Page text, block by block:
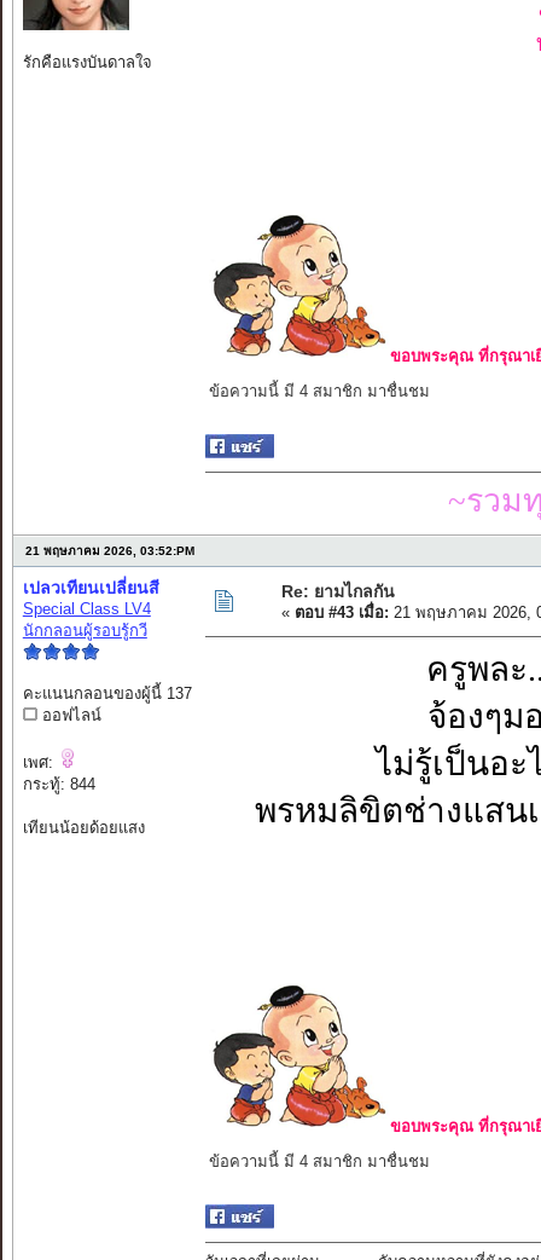
รักคือแรงบันดาลใจ
ขอบพระคุณ ที่กรุณาเ
ข้อความนี้ มี 4 สมาชิก มาชื่นชม
~รวม
21 พฤษภาคม 2026, 03:52:PM
เปลวเทียนเปลี่ยนสี
Special Class LV4
นักกลอนผู้รอบรู้กวี
คะแนนกลอนของผู้นี้ 137
ออฟไลน์
เพศ:
กระทู้: 844
เทียนน้อยด้อยแสง
Re: ยามไกลกัน
« ตอบ #43 เมื่อ: 21 พฤษภาคม 2026,
ครูพละ
จ้องๆม
ไม่รู้เป็นอะ
พรหมลิขิตช่างแสน
ขอบพระคุณ ที่กรุณาเ
ข้อความนี้ มี 4 สมาชิก มาชื่นชม